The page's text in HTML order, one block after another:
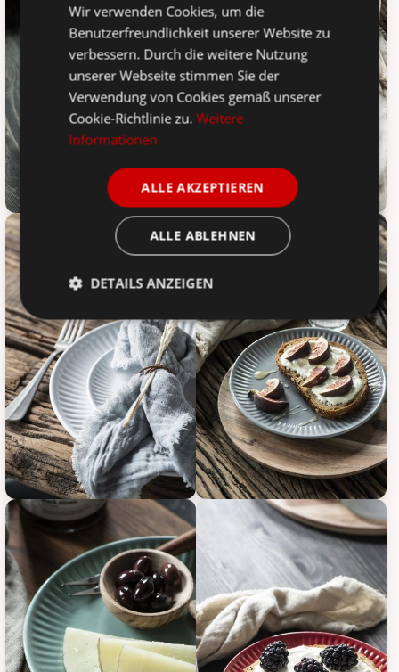
IB Laursen Frühstücksteller Mynte, Bild 1IB Laursen Frühstücksteller
IB Laursen Frühstücksteller Mynte, Bild 3IB Laursen Frühstücksteller
Wir verwenden Cookies, um die
Benutzerfreundlichkeit unserer Website zu
verbessern. Durch die weitere Nutzung
unserer Webseite stimmen Sie der
Verwendung von Cookies gemäß unserer
Cookie-Richtlinie zu.Weitere
Informationen
ALLE AKZEPTIEREN
ALLE ABLEHNEN
DETAILS ANZEIGEN